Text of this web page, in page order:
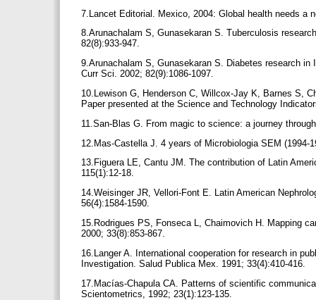
7.Lancet Editorial. Mexico, 2004: Global health needs a
8.Arunachalam S, Gunasekaran S. Tuberculosis
82(8):933-947.
9.Arunachalam S, Gunasekaran S. Diabetes research
Curr Sci. 2002; 82(9):1086-1097.
10.Lewison G, Henderson C, Willcox-Jay K, Barnes S,
Paper presented at the Science and Technology
11.San-Blas G. From magic to science: a journey
12.Mas-Castella J. 4 years of Microbiologia SEM (1994-
13.Figuera LE, Cantu JM. The contribution of Latin
115(1):12-18.
14.Weisinger JR, Vellori-Font E. Latin American
56(4):1584-1590.
15.Rodrigues PS, Fonseca L, Chaimovich H. Mapping
2000; 33(8):853-867.
16.Langer A. International cooperation for research in
Investigation. Salud Publica Mex. 1991; 33(4):410-416.
17.Macías-Chapula CA. Patterns of scientific
Scientometrics, 1992; 23(1):123-135.